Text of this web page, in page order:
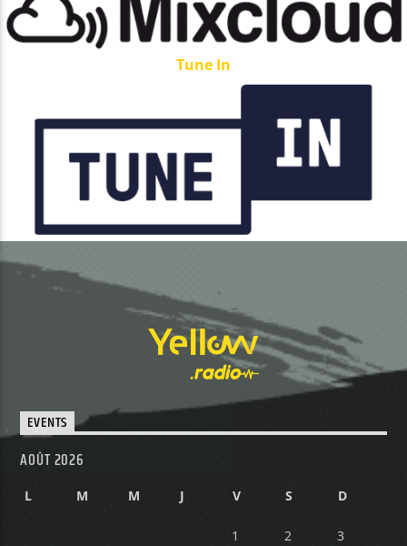
Tune In
EVENTS
AOÛT 2026
L M M J V S D
1 2
3